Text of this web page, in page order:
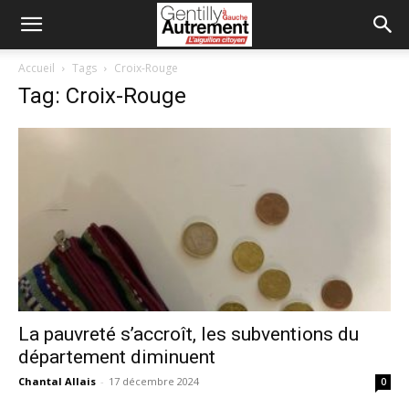
Accueil Tags Croix-Rouge
Tag: Croix-Rouge
La pauvreté s’accroît, les subventions du
département diminuent
Chantal Allais - 17 décembre 2024 0